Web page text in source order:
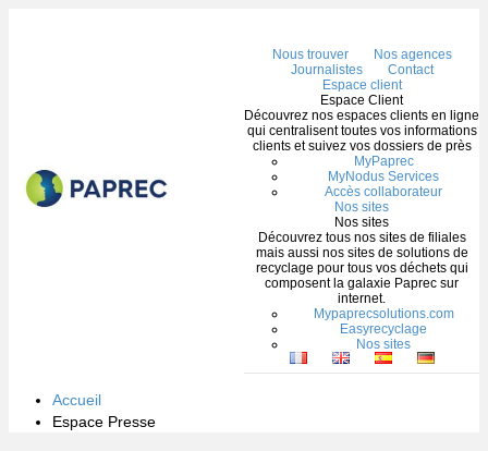
Nous trouver
Nos agences
Journalistes
Contact
Espace client
Espace Client
Découvrez nos espaces clients en ligne
qui centralisent toutes vos informations
clients et suivez vos dossiers de près
MyPaprec
MyNodus Services
Accès collaborateur
Nos sites
Nos sites
Découvrez tous nos sites de filiales
mais aussi nos sites de solutions de
recyclage pour tous vos déchets qui
composent la galaxie Paprec sur
internet.
Mypaprecsolutions.com
Easyrecyclage
Nos sites
Accueil
Espace Presse